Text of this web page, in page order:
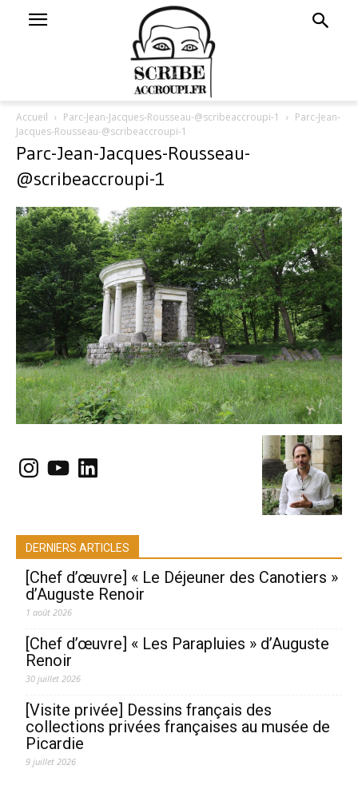
Accueil Parc-Jean-Jacques-Rousseau-@scribeaccroupi-1
Parc-Jean-
Jacques-Rousseau-@scribeaccroupi-1
Parc-Jean-Jacques-Rousseau-
@scribeaccroupi-1
Instagram
YouTubeLinkedIn
DERNIERS ARTICLES
[Chef d’œuvre] « Le Déjeuner des Canotiers »
d’Auguste Renoir
1 août 2026
[Chef d’œuvre] « Les Parapluies » d’Auguste
Renoir
30 juillet 2026
[Visite privée] Dessins français des
collections privées françaises au musée de
Picardie
9 juillet 2026